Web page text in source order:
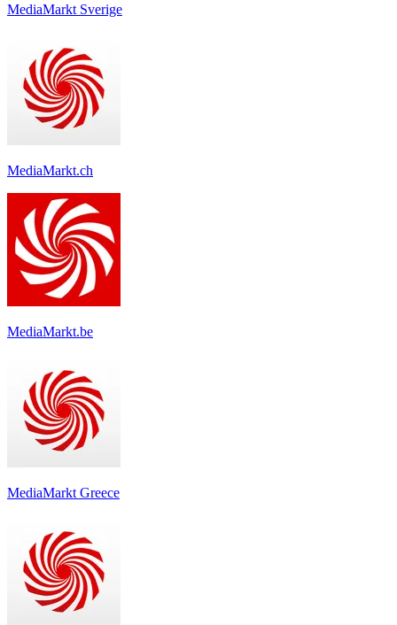
MediaMarkt Sverige
MediaMarkt.ch
MediaMarkt.be
MediaMarkt Greece